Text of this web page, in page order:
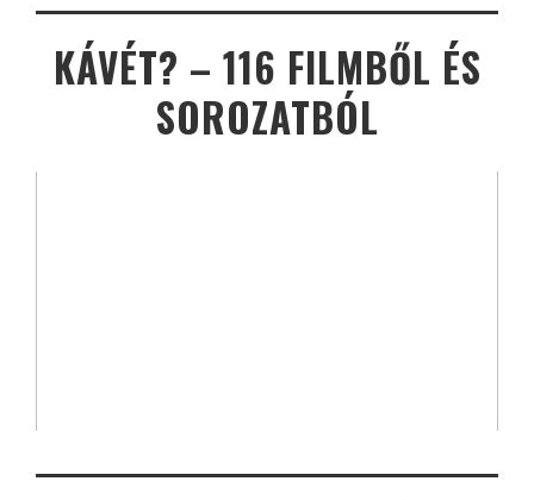
KÁVÉT? – 116 FILMBŐL ÉS
SOROZATBÓL